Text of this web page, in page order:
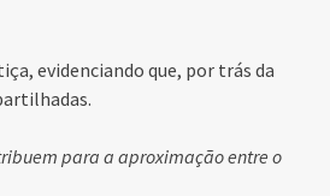
evidenciando que, por trás da
para a aproximação entre o